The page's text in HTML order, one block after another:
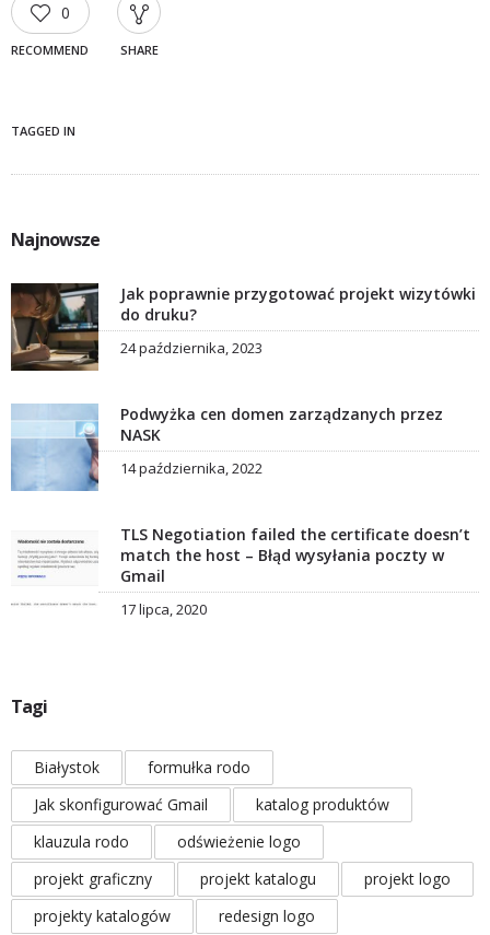
0
RECOMMEND SHARE
TAGGED IN
Najnowsze
Jak poprawnie przygotować projekt wizytówki
do druku?
24 października, 2023
Podwyżka cen domen zarządzanych przez
NASK
14 października, 2022
TLS Negotiation failed the certificate doesn’t
match the host – Błąd wysyłania poczty w
Gmail
17 lipca, 2020
Tagi
Białystok
formułka rodo
Jak skonfigurować Gmail
katalog produktów
klauzula rodo
odświeżenie logo
projekt graficzny
projekt katalogu
projekt logo
projekty katalogów
redesign logo